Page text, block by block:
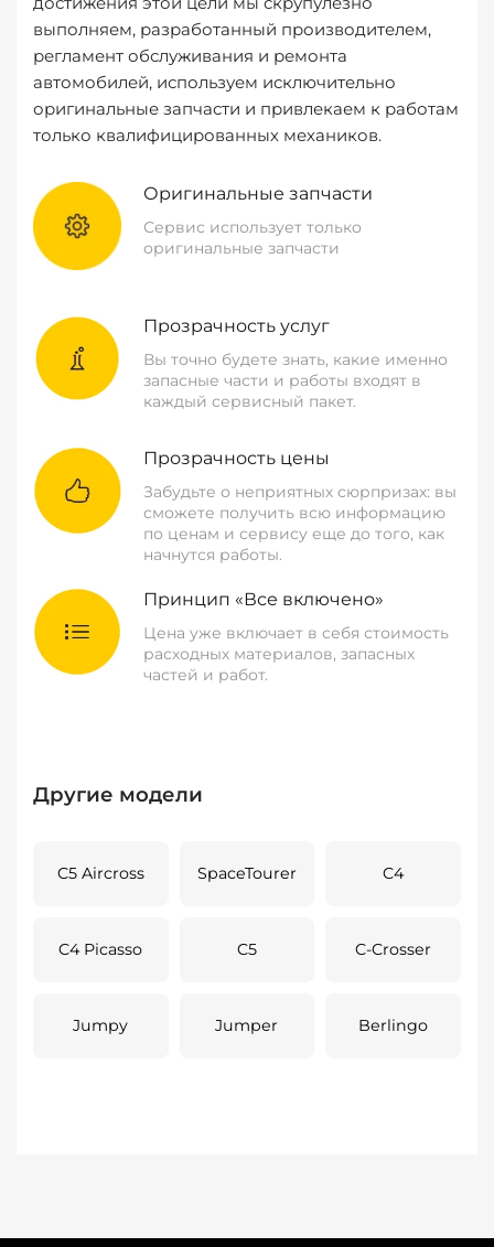
выполняем, разработанный производителем,
регламент обслуживания и ремонта
автомобилей, используем исключительно
оригинальные запчасти и привлекаем к работам
только квалифицированных механиков.
Оригинальные запчасти
Сервис использует только
оригинальные запчасти
Прозрачность услуг
Вы точно будете знать, какие именно
запасные части и работы входят в
каждый сервисный пакет.
Прозрачность цены
Забудьте о неприятных сюрпризах: вы
сможете получить всю информацию
по ценам и сервису еще до того, как
начнутся работы.
Принцип «Все включено»
Цена уже включает в себя стоимость
расходных материалов, запасных
частей и работ.
Другие модели
C5 Aircross SpaceTourer C4
C4 Picasso C5 C-Crosser
Jumpy Jumper Berlingo